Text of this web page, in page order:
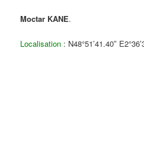
Moctar KANE.
Localisation : N48°51’41.40″